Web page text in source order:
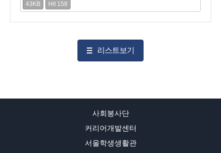
43KB
Hit 158
리스트보기
사회봉사단
커리어개발센터
서울학생생활관